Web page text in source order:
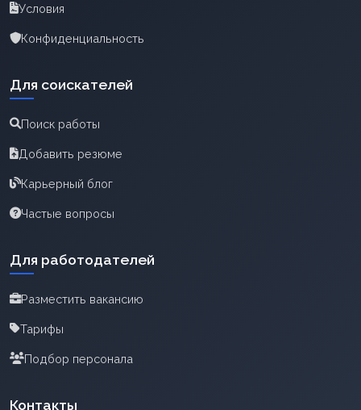
Условия
Конфиденциальность
Для соискателей
Поиск работы
Добавить резюме
Карьерный блог
Частые вопросы
Для работодателей
Разместить вакансию
Тарифы
Подбор персонала
Контакты